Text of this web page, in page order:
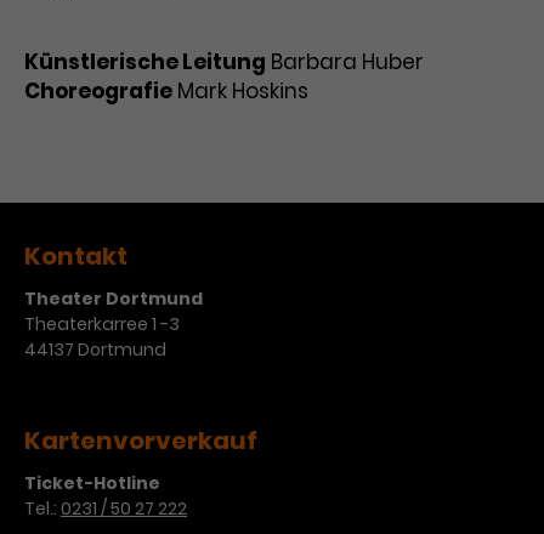
Künstlerische Leitung Barbara Huber
Choreografie Mark Hoskins
Kontakt
Theater Dortmund
Theaterkarree 1 -3
44137 Dortmund
Kartenvorverkauf
Ticket-Hotline
Tel.: 0231 / 50 27 222